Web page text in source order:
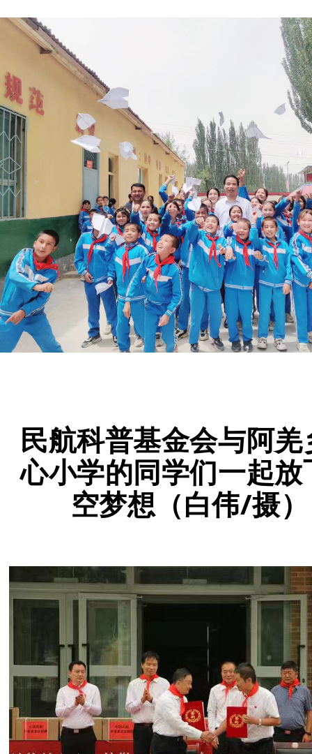
民航科普基金会与阿羌
心小学的同学们一起放
空梦想（白伟/摄）